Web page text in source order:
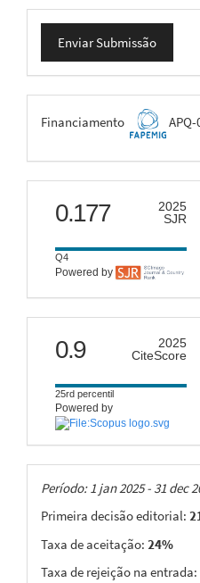
Enviar
Submissão
Enviar Submissão
FAPEMIG
Financiamento APQ-
scimago
0.177
2025
SJR
Q4
Powered by
citescore
0.9
2025
CiteScore
25rd percentil
Powered by
Taxas
Período: 1 jan 2025 - 31 dec
Primeira decisão editorial:
Taxa de aceitação: 24%
Taxa de rejeição na entrada: